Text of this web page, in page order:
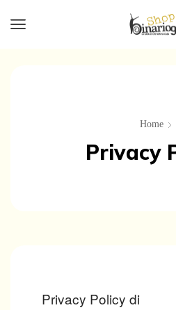
Home
Privacy
Privacy Policy di